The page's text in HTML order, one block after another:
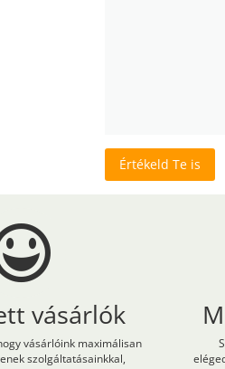
Értékeld Te is
vásárlók
vásárlóink maximálisan
szolgáltatásainkkal,